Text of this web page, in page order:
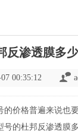
反渗透膜多
00:35:12
价格普遍来说也
的杜邦反渗透膜